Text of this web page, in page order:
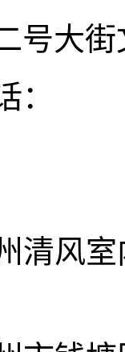
号大
：
清风